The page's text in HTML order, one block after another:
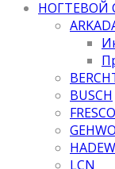
НОГТЕВОЙ
BUSCH
FRESCO
LCN